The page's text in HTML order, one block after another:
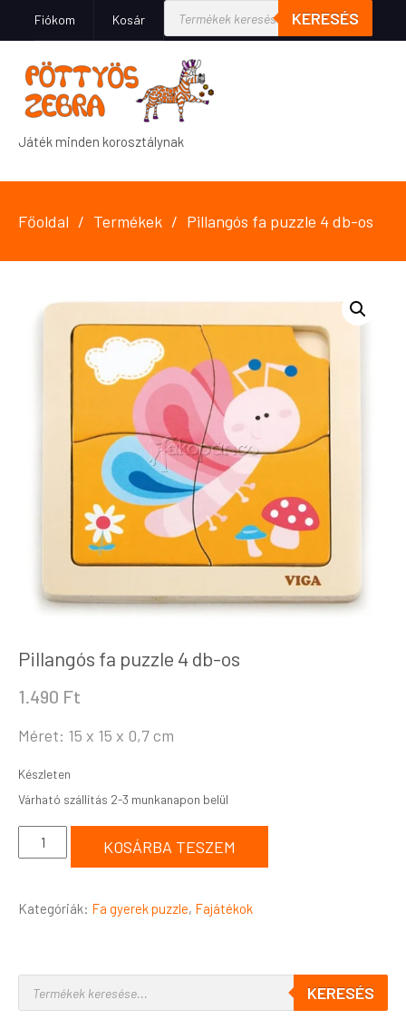
Fiókom Kosár KERESÉS
Játék minden korosztálynak
Főoldal Termékek Pillangós fa puzzle 4 db-os
Pillangós fa puzzle 4 db-os
1.490 Ft
Méret: 15 x 15 x 0,7 cm
Készleten
KOSÁRBA TESZEM
Kategóriák: Fa gyerek puzzle, Fajátékok
KERESÉS